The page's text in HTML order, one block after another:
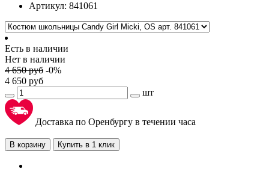
Артикул: 841061
Есть в наличии
Нет в наличии
4 650руб -0%
4 650 руб
шт
Доставка по Оренбургу в течении часа
В корзину Купить в 1 клик